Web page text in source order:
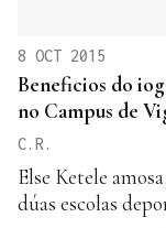
8 OCT 2015
Beneficios do
no Campus de
C.R.
Else Ketele
dúas escolas